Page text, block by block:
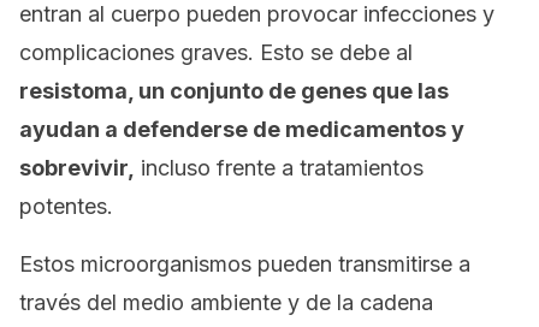
entran al cuerpo pueden provocar infecciones y
complicaciones graves. Esto se debe al
resistoma, un conjunto de genes que las
ayudan a defenderse de medicamentos y
sobrevivir, incluso frente a tratamientos
potentes.
Estos microorganismos pueden transmitirse a
través del medio ambiente y de la cadena